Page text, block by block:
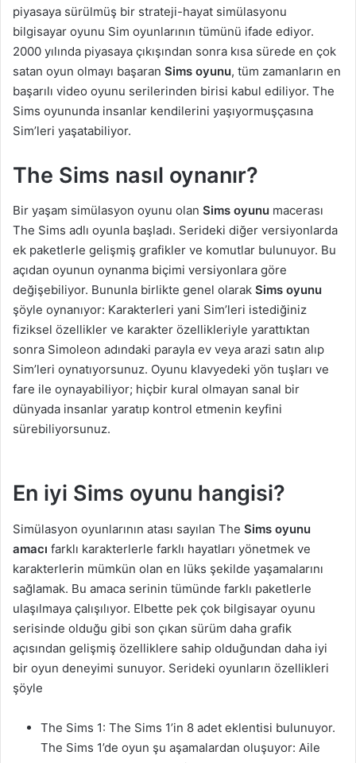
piyasaya sürülmüş bir strateji-hayat simülasyonu
bilgisayar oyunu Sim oyunlarının tümünü ifade ediyor.
2000 yılında piyasaya çıkışından sonra kısa sürede en çok
satan oyun olmayı başaran Sims oyunu, tüm zamanların en
başarılı video oyunu serilerinden birisi kabul ediliyor. The
Sims oyununda insanlar kendilerini yaşıyormuşçasına
Sim’leri yaşatabiliyor.
The Sims nasıl oynanır?
Bir yaşam simülasyon oyunu olan Sims oyunu macerası
The Sims adlı oyunla başladı. Serideki diğer versiyonlarda
ek paketlerle gelişmiş grafikler ve komutlar bulunuyor. Bu
açıdan oyunun oynanma biçimi versiyonlara göre
değişebiliyor. Bununla birlikte genel olarak Sims oyunu
şöyle oynanıyor: Karakterleri yani Sim’leri istediğiniz
fiziksel özellikler ve karakter özellikleriyle yarattıktan
sonra Simoleon adındaki parayla ev veya arazi satın alıp
Sim’leri oynatıyorsunuz. Oyunu klavyedeki yön tuşları ve
fare ile oynayabiliyor; hiçbir kural olmayan sanal bir
dünyada insanlar yaratıp kontrol etmenin keyfini
sürebiliyorsunuz.
En iyi Sims oyunu hangisi?
Simülasyon oyunlarının atası sayılan The Sims oyunu
amacı farklı karakterlerle farklı hayatları yönetmek ve
karakterlerin mümkün olan en lüks şekilde yaşamalarını
sağlamak. Bu amaca serinin tümünde farklı paketlerle
ulaşılmaya çalışılıyor. Elbette pek çok bilgisayar oyunu
serisinde olduğu gibi son çıkan sürüm daha grafik
açısından gelişmiş özelliklere sahip olduğundan daha iyi
bir oyun deneyimi sunuyor. Serideki oyunların özellikleri
şöyle
The Sims 1: The Sims 1’in 8 adet eklentisi bulunuyor.
The Sims 1’de oyun şu aşamalardan oluşuyor: Aile